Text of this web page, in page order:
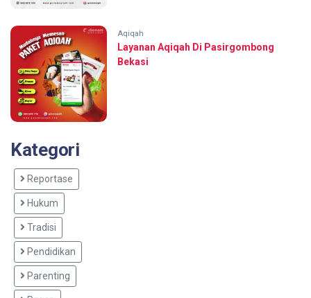
Aqiqah
Layanan Aqiqah Di Pasirgombong
Bekasi
Kategori
Reportase
Hukum
Tradisi
Pendidikan
Parenting